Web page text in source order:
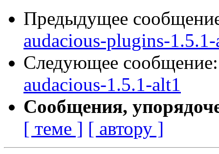
Предыдущее
audacious-plugins-
Следующее
audacious-1.5.1-alt1
Сообщения,
[ теме ] [ автору ]